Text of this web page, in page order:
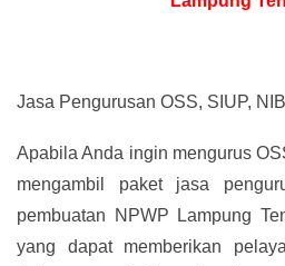
Jasa Pengurusan OSS, SIUP,
Apabila Anda ingin mengurus
mengambil paket jasa
pembuatan NPWP Lampung
yang dapat memberikan